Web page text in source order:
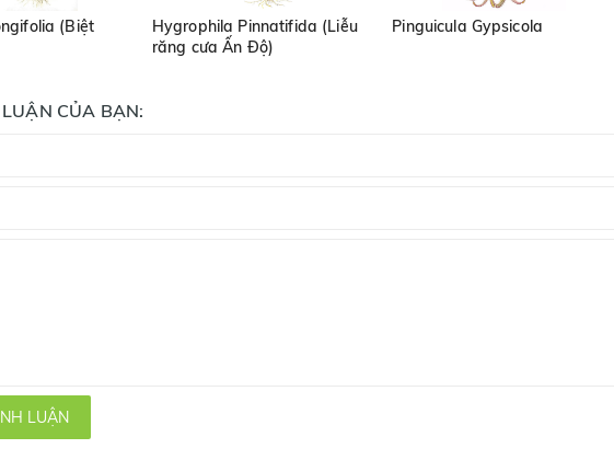
(Biệt
Hygrophila Pinnatifida (Liễu
răng cưa Ấn Độ)
Pinguicula Gypsicola
CỦA BẠN:
LUẬN